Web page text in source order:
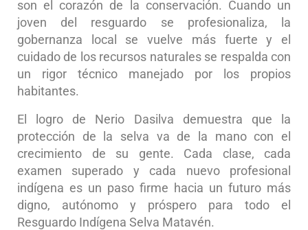
son el corazón de la conservación. Cuando un
joven del resguardo se profesionaliza, la
gobernanza local se vuelve más fuerte y el
cuidado de los recursos naturales se respalda con
un rigor técnico manejado por los propios
habitantes.
El logro de Nerio Dasilva demuestra que la
protección de la selva va de la mano con el
crecimiento de su gente. Cada clase, cada
examen superado y cada nuevo profesional
indígena es un paso firme hacia un futuro más
digno, autónomo y próspero para todo el
Resguardo Indígena Selva Matavén.